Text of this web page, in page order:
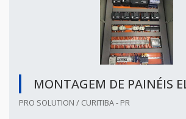
MONTAGEM DE PAINÉIS
PRO SOLUTION / CURITIBA - PR